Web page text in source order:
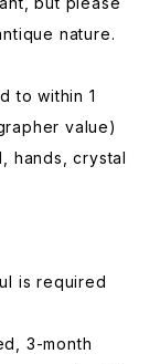
nature.
to within 1
value)
hands, crystal
is required
3-month